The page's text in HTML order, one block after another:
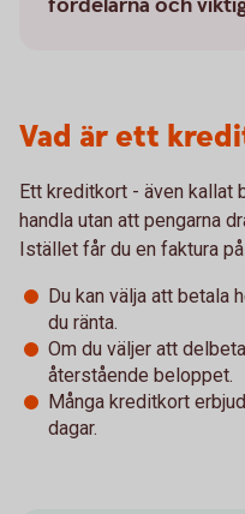
Vad är ett
Ett kreditkort - även kallat
handla utan att pengarna
Istället får du en faktura
Du kan välja att betala
du ränta.
Om du väljer att
återstående beloppet.
Många kreditkort
dagar.